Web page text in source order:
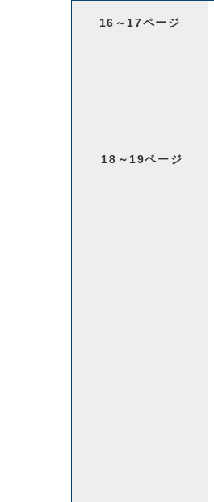
16～17ページ
18～19ページ